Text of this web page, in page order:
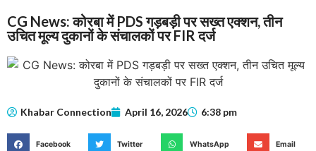
CG News: कोरबा में PDS गड़बड़ी पर सख्त एक्शन, तीन
उचित मूल्य दुकानों के संचालकों पर FIR दर्ज
Khabar Connection April 16, 2026 6:38 pm
Facebook Twitter WhatsApp Email